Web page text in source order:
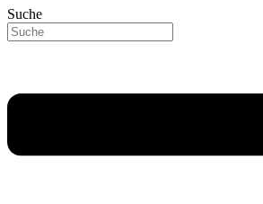
Suche